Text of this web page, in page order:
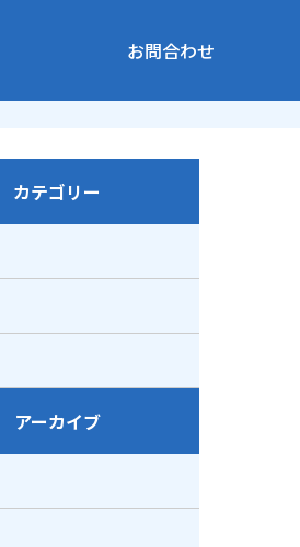
お問合わせ
カテゴリー
アーカイブ